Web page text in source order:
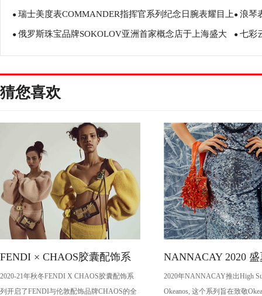
于？
● 瑞士美度表COMMANDER指挥官系列纪念日腕表耀目上
市
● 浪琴
● 俄罗斯珠宝品牌SOKOLOV亚洲首家概念店于上海盛大
开业 美自无畏，俄式美学入驻港汇恒隆
● 七彩
猜您喜欢
FENDI × CHAOS胶囊配饰系
列
2020-21年秋冬FENDI X CHAOS胶囊配饰系
列开启了FENDI与伦敦配饰品牌CHAOS的全
NANNACAY 2020
——Okeanos
2020年NANNACAY推出High
Okeanos, 这个系列旨在致敬